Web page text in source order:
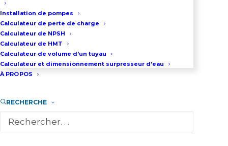
Installation de pompes
Calculateur de perte de charge
Calculateur de NPSH
Calculateur de HMT
Calculateur de volume d’un tuyau
Calculateur et dimensionnement surpresseur d’eau
À PROPOS
RECHERCHE